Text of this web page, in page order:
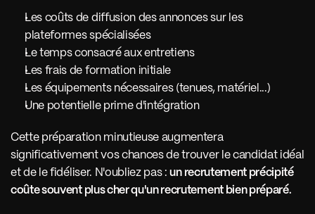
Les coûts de diffusion des annonces sur les
plateformes spécialisées
Le temps consacré aux entretiens
Les frais de formation initiale
Les équipements nécessaires (tenues, matériel...)
Une potentielle prime d'intégration
Cette préparation minutieuse augmentera
significativement vos chances de trouver le candidat idéal
et de le fidéliser. N'oubliez pas : un recrutement précipité
coûte souvent plus cher qu'un recrutement bien préparé.